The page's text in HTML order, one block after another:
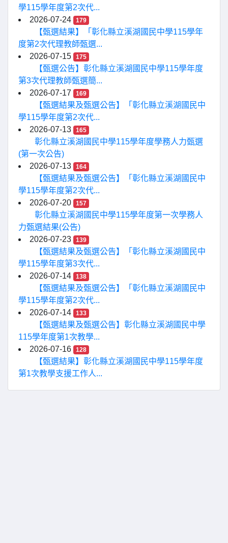
學115學年度第2次代...
2026-07-24
179
【甄選結果】「彰化縣立溪湖國民中學115學年
度第2次代理教師甄選...
2026-07-15
175
【甄選公告】彰化縣立溪湖國民中學115學年度
第3次代理教師甄選簡...
2026-07-17
169
【甄選結果及甄選公告】「彰化縣立溪湖國民中
學115學年度第2次代...
2026-07-13
165
彰化縣立溪湖國民中學115學年度學務人力甄選
(第一次公告)
2026-07-13
164
【甄選結果及甄選公告】「彰化縣立溪湖國民中
學115學年度第2次代...
2026-07-20
157
彰化縣立溪湖國民中學115學年度第一次學務人
力甄選結果(公告)
2026-07-23
139
【甄選結果及甄選公告】「彰化縣立溪湖國民中
學115學年度第3次代...
2026-07-14
138
【甄選結果及甄選公告】「彰化縣立溪湖國民中
學115學年度第2次代...
2026-07-14
133
【甄選結果及甄選公告】彰化縣立溪湖國民中學
115學年度第1次教學...
2026-07-16
128
【甄選結果】彰化縣立溪湖國民中學115學年度
第1次教學支援工作人...